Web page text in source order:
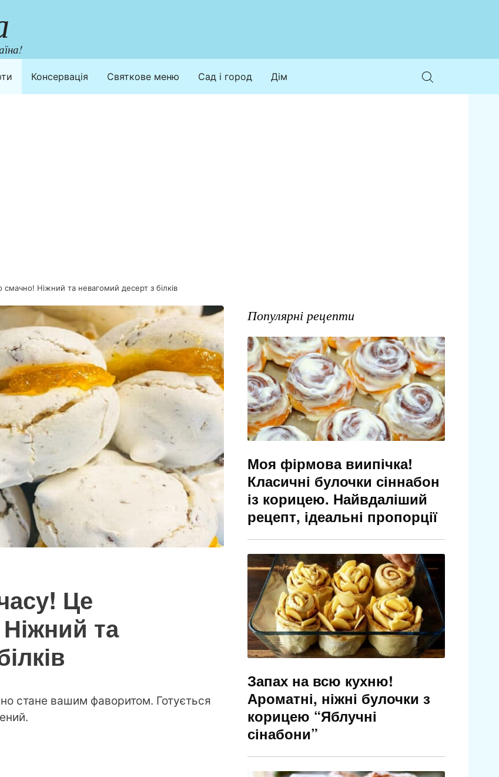
Консервація Святкове меню Сад і город Дім
смачно! Ніжний та невагомий десерт з білків
Це
та
стане вашим фаворитом. Готується
Популярні рецепти
Моя фірмова виипічка!
Класичні булочки сіннабон
із корицею. Найвдаліший
рецепт, ідеальні пропорції
Запах на всю кухню!
Ароматні, ніжні булочки з
корицею “Яблучні
сінабони”